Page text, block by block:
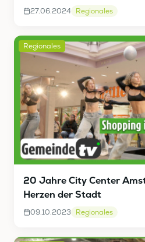
27.06.2024 Regionales
Regionales
20 Jahre City Center
Herzen der Stadt
09.10.2023 Regionales